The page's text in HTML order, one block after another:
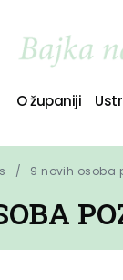
O županiji
9 novih osoba